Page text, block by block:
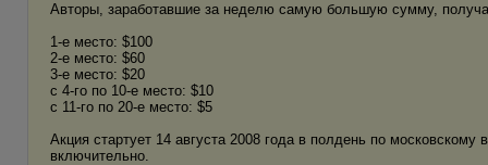
Авторы, заработавшие за неделю самую большую сумму,
1-е место: $100
2-е место: $60
3-е место: $20
с 4-го по 10-е место: $10
с 11-го по 20-е место: $5
Акция стартует 14 августа 2008 года в полдень по московскому
включительно.